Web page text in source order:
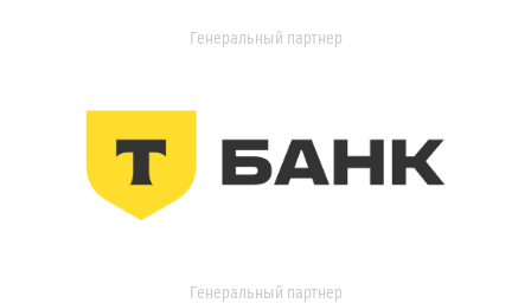
Генеральный партнер
Генеральный партнер